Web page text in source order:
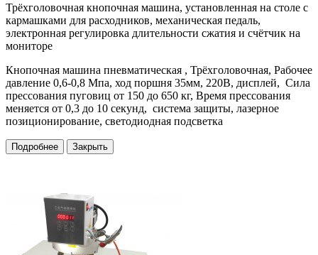
Трёхголовочная кнопочная машина, установленная на столе с
кармашками для расходников, механическая педаль,
электронная регулировка длительности сжатия и счётчик на
мониторе
Кнопочная машина пневматическая , Трёхголовочная, Рабочее
давление 0,6-0,8 Мпа, ход поршня 35мм, 220В, дисплей, Сила
прессования пуговиц от 150 до 650 кг, Время прессования
меняется от 0,3 до 10 секунд, система защиты, лазерное
позиционирование, светодиодная подсветка
Подробнее Закрыть